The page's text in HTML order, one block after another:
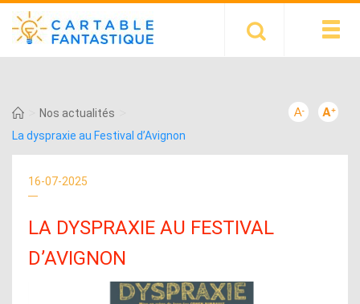
Nos actualités
La dyspraxie au Festival d’Avignon
16-07-2025
LA DYSPRAXIE AU FESTIVAL
D’AVIGNON